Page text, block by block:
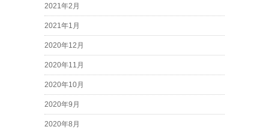
2021年2月
2021年1月
2020年12月
2020年11月
2020年10月
2020年9月
2020年8月